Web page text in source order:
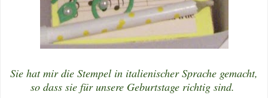
Sie hat mir die Stempel in italienischer Sprache gemacht,
so dass sie für unsere Geburtstage richtig sind.